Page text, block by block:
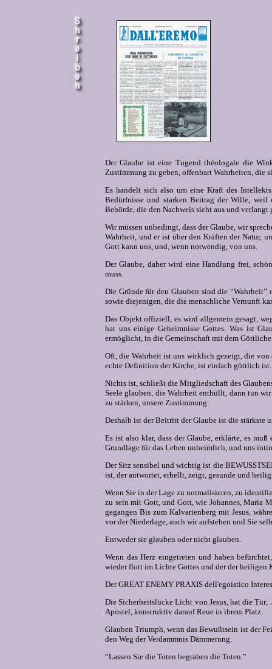
Der Glaube ist eine Tugend théologale die
Zustimmung zu geben, offenbart Wahrheiten, die
Es handelt sich also um eine Kraft des
Bedürfnisse und starken Beitrag der Wille,
Behörde, die den Nachweis sieht aus und verlangt
Wir müssen unbedingt, dass der Glaube, wir
Wahrheit, und er ist über den Kräften der Natur,
Gott kann uns, und, wenn notwendig, von uns.
Der Glaube, daher wird eine Handlung frei,
muss.
Die Gründe für den Glauben sind die
sowie diejenigen, die die menschliche Vernunft
Das Objekt offiziell, es wird allgemein gesagt,
hat uns einige Geheimnisse Gottes. Was ist
ermöglicht, in die Gemeinschaft mit dem
Oft, die Wahrheit ist uns wirklich gezeigt, die von
echte Definition der Kirche, ist einfach göttlich ist.
Nichts ist, schließt die Mitgliedschaft des
Seele glauben, die Wahrheit enthüllt, dann tun
zu stärken, unsere Zustimmung.
Deshalb ist der Beitritt der Glaube ist die stärkste
Es ist also klar, dass der Glaube, erklärte, es
Grundlage für das Leben unheimlich, und uns
Der Sitz sensibel und wichtig ist die
ist, der antwortet, erhellt, zeigt, gesunde und
Wenn Sie in der Lage zu normalisieren, zu
zu sein mit Gott, und Gott, wie Johannes, Maria
gegangen Bis zum Kalvarienberg mit Jesus,
vor der Niederlage, auch wir aufstehen und Sie
Entweder sie glauben oder nicht glauben.
Wenn das Herz eingetreten und haben
wieder flott im Lichte Gottes und der der heiligen
Der GREAT ENEMY PRAXIS dell'egoistico
Die Sicherheitslücke Licht von Jesus, hat die
Apostel, konstruktiv darauf Reue in ihrem Platz.
Glauben Triumph, wenn das Bewußtsein ist der
den Weg der Verdammnis Dämmerung.
“Lassen Sie die Toten begraben die Toten.”